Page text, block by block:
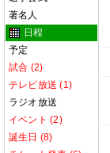
著名人
日程
予定
試合 (2)
テレビ放送 (1)
ラジオ放送
イベント (2)
誕生日 (8)